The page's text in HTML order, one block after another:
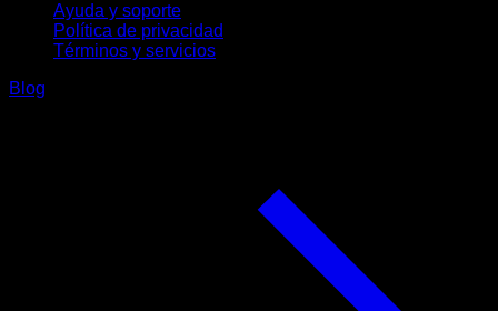
Ayuda y soporte
Política de privacidad
Términos y servicios
Blog